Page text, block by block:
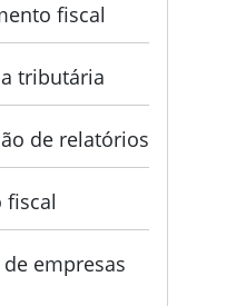
fiscal
tributária
de relatórios
fiscal
empresas